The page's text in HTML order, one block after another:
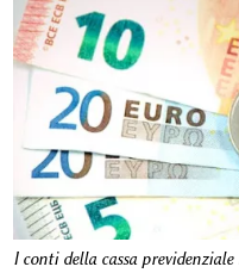
I conti della cassa